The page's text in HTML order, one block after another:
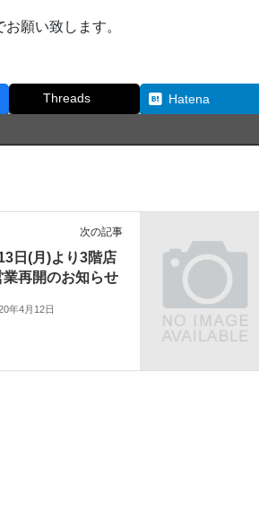
お願い致します。
Threads Hatena
次の記事
日(月)より3階店
業再開のお知らせ
年4月12日